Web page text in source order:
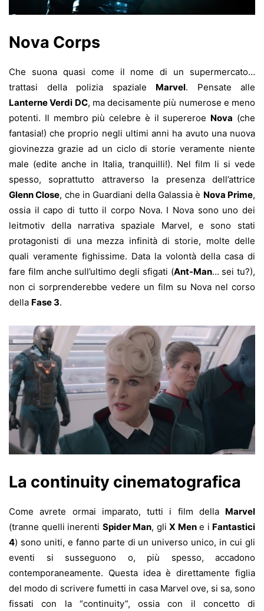
Nova Corps
Che suona quasi come il nome di un supermercato…
trattasi della polizia spaziale Marvel. Pensate alle
Lanterne Verdi DC, ma decisamente più numerose e meno
potenti. Il membro più celebre è il supereroe Nova (che
fantasia!) che proprio negli ultimi anni ha avuto una nuova
giovinezza grazie ad un ciclo di storie veramente niente
male (edite anche in Italia, tranquilli!). Nel film li si vede
spesso, soprattutto attraverso la presenza dell’attrice
Glenn Close, che in Guardiani della Galassia è Nova Prime,
ossia il capo di tutto il corpo Nova. I Nova sono uno dei
leitmotiv della narrativa spaziale Marvel, e sono stati
protagonisti di una mezza infinità di storie, molte delle
quali veramente fighissime. Data la volontà della casa di
fare film anche sull’ultimo degli sfigati (Ant-Man… sei tu?),
non ci sorprenderebbe vedere un film su Nova nel corso
della Fase 3.
La continuity cinematografica
Come avrete ormai imparato, tutti i film della Marvel
(tranne quelli inerenti Spider Man, gli X Mene i Fantastici
4) sono uniti, e fanno parte di un universo unico, in cui gli
eventi si susseguono o, più spesso, accadono
contemporaneamente. Questa idea è direttamente figlia
del modo di scrivere fumetti in casa Marvel ove, si sa, sono
fissati con la “continuity”, ossia con il concetto di